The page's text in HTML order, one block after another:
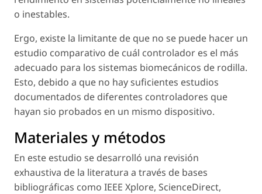
o inestables.
Ergo, existe la limitante de que no se puede hacer un
estudio comparativo de cuál controlador es el más
adecuado para los sistemas biomecánicos de rodilla.
Esto, debido a que no hay suficientes estudios
documentados de diferentes controladores que
hayan sio probados en un mismo dispositivo.
Materiales y métodos
En este estudio se desarrolló una revisión
exhaustiva de la literatura a través de bases
bibliográficas como IEEE Xplore, ScienceDirect,